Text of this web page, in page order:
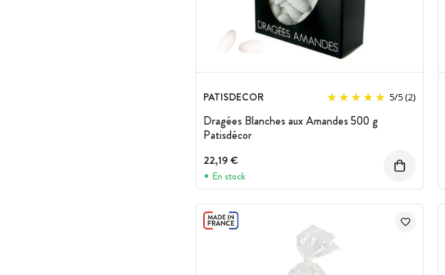
PATISDECOR 5/5(2)
Dragées Blanches aux Amandes 500 g
Patisdécor
22,19 €
En stock